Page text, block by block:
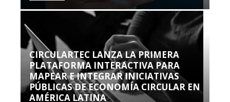
CIRCULARTEC LANZA LA PRIMERA
PLATAFORMA INTERACTIVA PARA
MAPEAR E INTEGRAR INICIATIVAS
PÚBLICAS DE ECONOMÍA CIRCULAR EN
AMÉRICA LATINA